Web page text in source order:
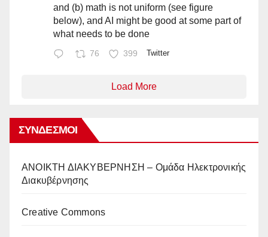
and (b) math is not uniform (see figure
below), and AI might be good at some part of
what needs to be done
76 399 Twitter
Load More
ΣΎΝΔΕΣΜΟΙ
AΝΟΙΚΤΗ ΔΙΑΚΥΒΕΡΝΗΣΗ – Ομάδα Ηλεκτρονικής
Διακυβέρνησης
Creative Commons